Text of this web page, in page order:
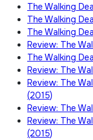
The Walking
The Walking
The Walking
Review: The
The Walking
Review: The
Review: The
(2015)
Review: The
Review: The
(2015)